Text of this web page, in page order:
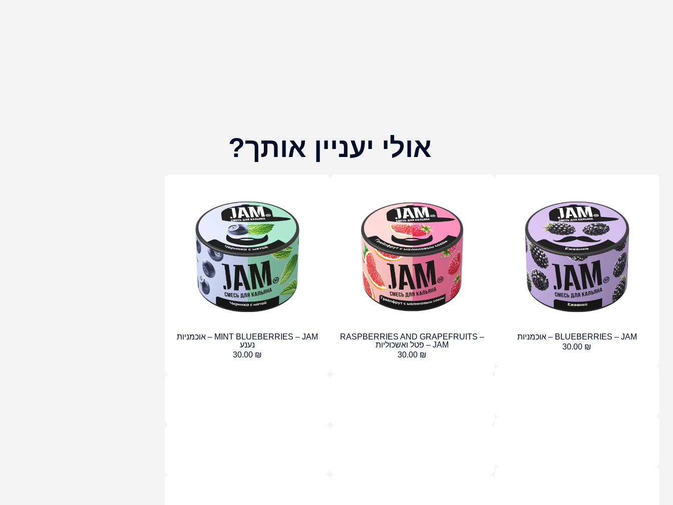
אולי יעניין אותך?
BLUEBERRIES – JAM – אוכמניות
30.00 ₪
RASPBERRIES AND GRAPEFRUITS –
JAM – פטל ואשכוליות
30.00 ₪
MINT BLUEBERRIES – JAM – אוכמניות
נענע
30.00 ₪